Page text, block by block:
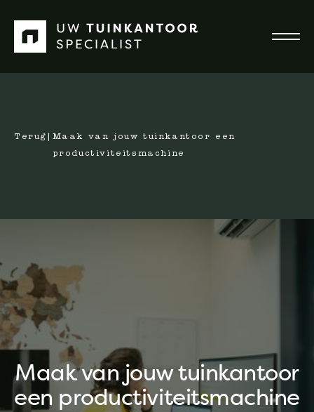
Terug
Maak van jouw tuinkantoor een
productiviteitsmachine
Maak van jouw tuinkantoor
een productiviteitsmachine